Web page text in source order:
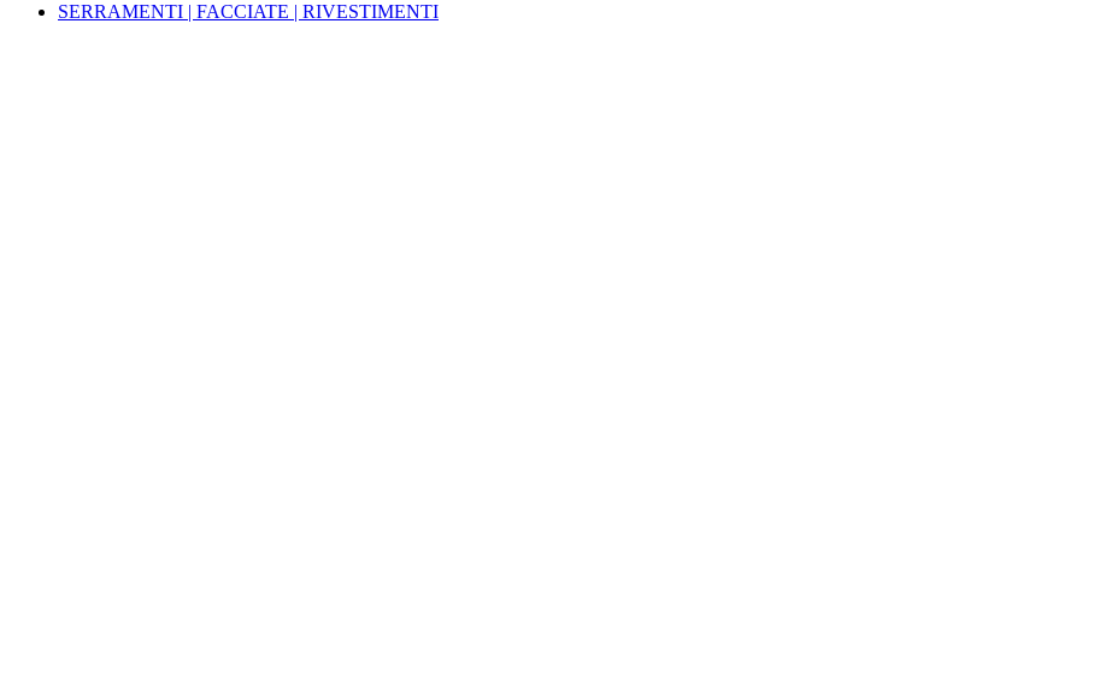
SERRAMENTI | FACCIATE | RIVESTIMENTI